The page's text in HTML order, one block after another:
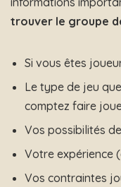
trouver le groupe
Si vous êtes
Le type de jeu
comptez faire
Vos possibilités
Votre expérience
Vos contraintes